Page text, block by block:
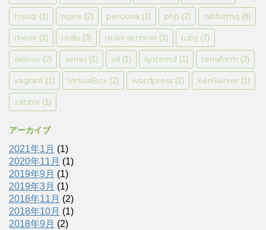
mysql (1) nginx (2) percona (1) php (2) rabbitmq (8)
rbenv (1) redis (3) redis-sentinel (1) ruby (7)
selinux (2) sensu (1) ssl (1) systemd (1) terraform (3)
vagrant (1) VirtualBox (2) wordpress (2) XenServer (1)
zabbix (1)
アーカイブ
2021年1月 (1)
2020年11月 (1)
2019年9月 (1)
2019年3月 (1)
2018年11月 (2)
2018年10月 (1)
2018年9月 (2)